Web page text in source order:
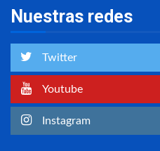
Nuestras redes
Twitter
Youtube
Instagram